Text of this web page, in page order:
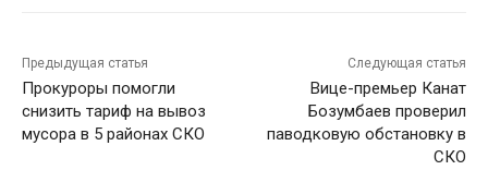
Предыдущая статья
Прокуроры помогли
снизить тариф на вывоз
мусора в 5 районах СКО
Следующая статья
Вице-премьер Канат
Бозумбаев проверил
паводковую обстановку в
СКО